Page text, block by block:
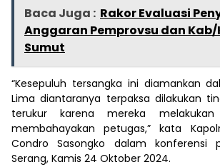
Baca Juga : Rakor Evaluasi
Anggaran Pemprovsu dan
Sumut
“Kesepuluh tersangka ini diamankan
Lima diantaranya terpaksa dilakukan
terukur karena mereka
membahayakan petugas,” kata
Condro Sasongko dalam konferensi
Serang, Kamis 24 Oktober 2024.